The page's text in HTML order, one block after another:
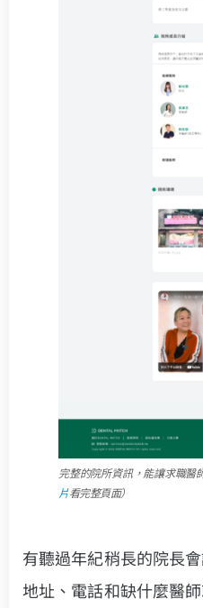
完整的院所資訊，能讓求職醫
片看完整頁面）
有聽過年紀稍長的院長
地址、電話和缺什麼醫